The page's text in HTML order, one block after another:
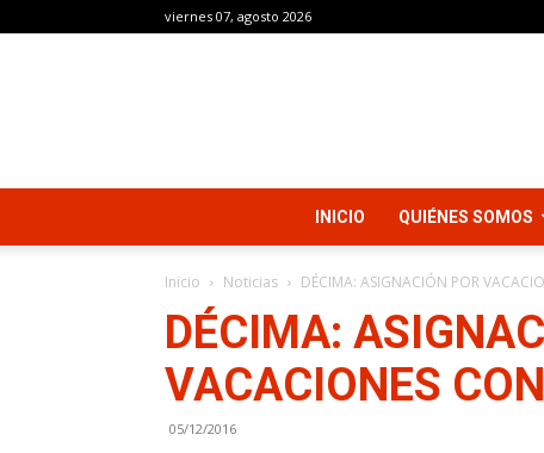
viernes 07, agosto 2026
INICIO QUIÉNES SOMOS
Inicio Noticias DÉCIMA: ASIGNACIÓN POR
DÉCIMA:
VACACIONES
05/12/2016